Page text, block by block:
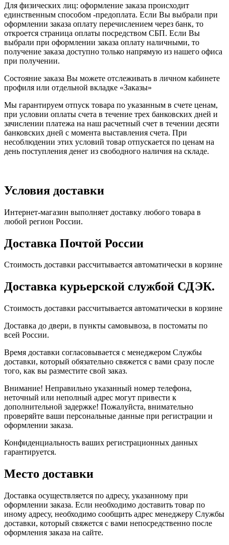
Для физических лиц: оформление заказа происходит
единственным способом -предоплата. Если Вы выбрали при
оформлении заказа оплату перечислением через банк, то
откроется страница оплаты посредством СБП. Если Вы
выбрали при оформлении заказа оплату наличными, то
получение заказа доступно только напрямую из нашего офиса
при получении.
Состояние заказа Вы можете отслеживать в личном кабинете
профиля или отдельной вкладке «Заказы»
Мы гарантируем отпуск товара по указанным в счете ценам,
при условии оплаты счета в течение трех банковских дней и
зачислении платежа на наш расчетный счет в течении десяти
банковских дней с момента выставления счета. При
несоблюдении этих условий товар отпускается по ценам на
день поступления денег из свободного наличия на складе.
Условия доставки
Интернет-магазин выполняет доставку любого товара в
любой регион России.
Доставка Почтой России
Стоимость доставки рассчитывается автоматически в корзине
Доставка курьерской службой СДЭК.
Стоимость доставки рассчитывается автоматически в корзине
Доставка до двери, в пункты самовывоза, в постоматы по
всей России.
Время доставки согласовывается с менеджером Службы
доставки, который обязательно свяжется с вами сразу после
того, как вы разместите свой заказ.
Внимание! Неправильно указанный номер телефона,
неточный или неполный адрес могут привести к
дополнительной задержке! Пожалуйста, внимательно
проверяйте ваши персональные данные при регистрации и
оформлении заказа.
Конфиденциальность ваших регистрационных данных
гарантируется.
Место доставки
Доставка осуществляется по адресу, указанному при
оформлении заказа. Если необходимо доставить товар по
иному адресу, необходимо сообщить адрес менеджеру Службы
доставки, который свяжется с вами непосредственно после
оформления заказа на сайте.